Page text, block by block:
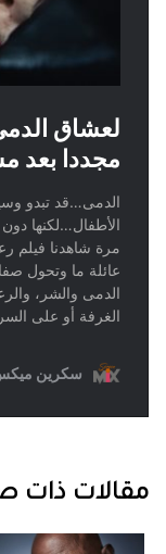
مقالات ذات